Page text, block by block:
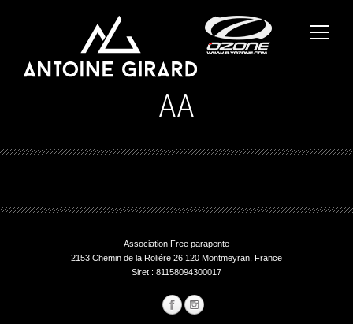
AA
Association Free parapente
2153 Chemin de la Roliére 26 120 Montmeyran, France
Siret : 81158094300017